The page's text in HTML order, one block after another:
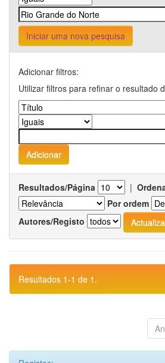
Iniciar uma nova pesquisa
Adicionar filtros:
Utilizar filtros para refinar o resultado
Resultados/Página |
Por ordem
Autores/Registo
Resultados 1-1 de 1.